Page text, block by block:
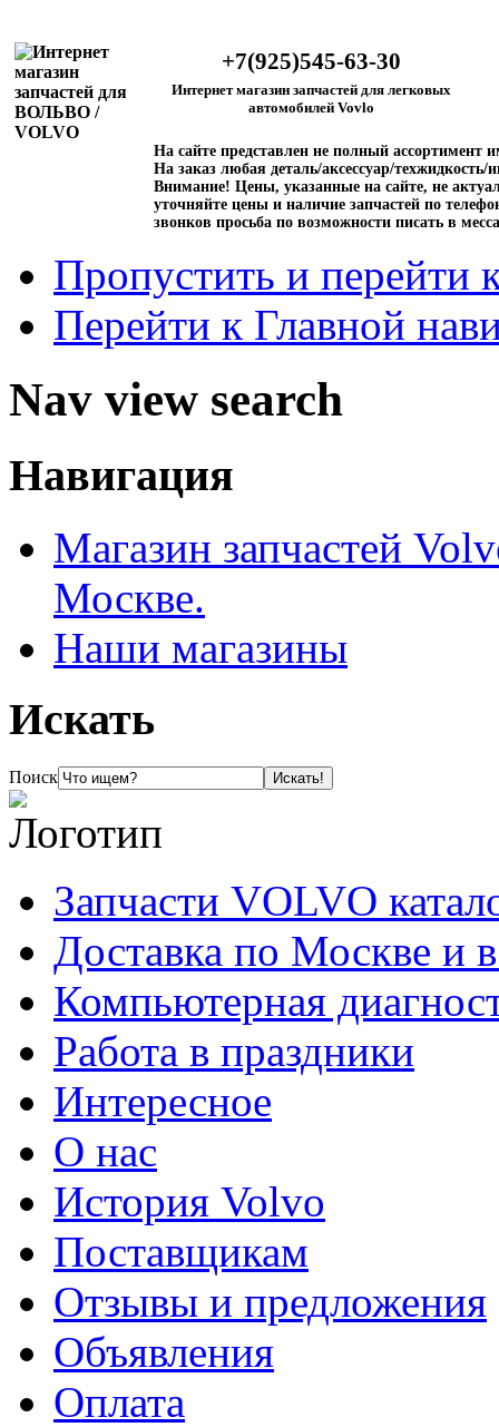
+7(925)545-63-30
Интернет магазин запчастей для легковых
автомобилей Vovlo
На сайте представлен не полный ассортимент
На заказ любая деталь/аксессуар/техжидкость/
Внимание! Цены, указанные на сайте, не
уточняйте цены и наличие запчастей по
звонков просьба по возможности писать в
Пропустить и перейти
Перейти к Главной
Nav view search
Навигация
Магазин запчастей
Москве.
Наши магазины
Искать
Поиск
Запчасти VOLVO
Доставка по Москве и
Компьютерная
Работа в праздники
Интересное
О нас
История Volvo
Поставщикам
Отзывы и предложения
Объявления
Оплата